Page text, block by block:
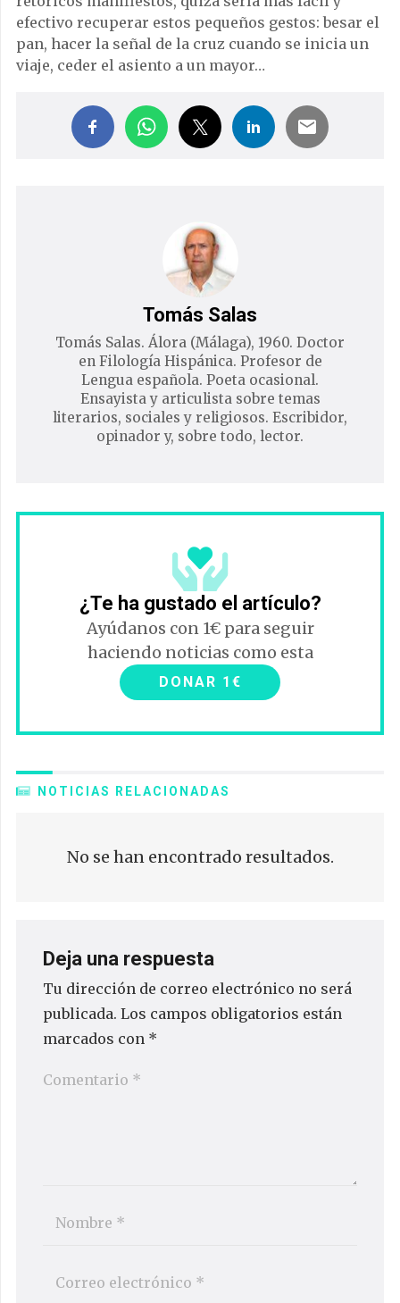
efectivo recuperar estos pequeños gestos: besar el
pan, hacer la señal de la cruz cuando se inicia un
viaje, ceder el asiento a un mayor…
Tomás Salas
Tomás Salas. Álora (Málaga), 1960. Doctor
en Filología Hispánica. Profesor de
Lengua española. Poeta ocasional.
Ensayista y articulista sobre temas
literarios, sociales y religiosos. Escribidor,
opinador y, sobre todo, lector.
¿Te ha gustado el artículo?
Ayúdanos con 1€ para seguir
haciendo noticias como esta
DONAR 1€
NOTICIAS RELACIONADAS
No se han encontrado resultados.
Deja una respuesta
Tu dirección de correo electrónico no será
publicada. Los campos obligatorios están
marcados con *